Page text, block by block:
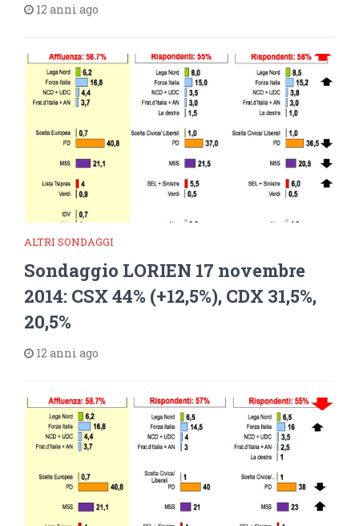
12 anni ago
ALTRI SONDAGGI
Sondaggio LORIEN 17 novembre
2014: CSX 44% (+12,5%), CDX 31,5%,
20,5%
12 anni ago